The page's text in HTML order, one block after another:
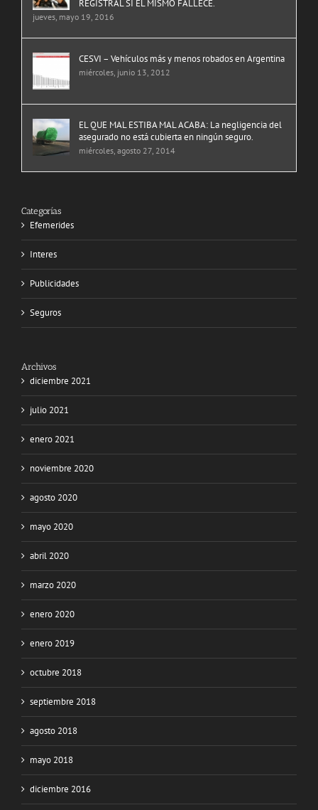
REGISTRAL SI EL MISMO FALLECE.
jueves, mayo 19, 2016
CESVI – Vehículos más y menos robados en Argentina
miércoles, junio 13, 2012
EL QUE MAL ESTIBA MAL ACABA: La negligencia del
asegurado no está cubierta en ningún seguro.
miércoles, agosto 27, 2014
Categorías
Efemerides
Interes
Publicidades
Seguros
Archivos
diciembre 2021
julio 2021
enero 2021
noviembre 2020
agosto 2020
mayo 2020
abril 2020
marzo 2020
enero 2020
enero 2019
octubre 2018
septiembre 2018
agosto 2018
mayo 2018
diciembre 2016